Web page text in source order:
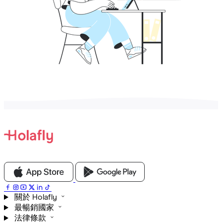
關於 Holafly
最暢銷國家
法律條款